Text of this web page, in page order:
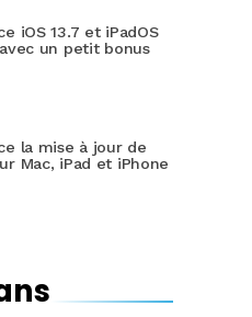
iOS 13.7 et iPadOS
un petit bonus
la mise à jour de
Mac, iPad et iPhone